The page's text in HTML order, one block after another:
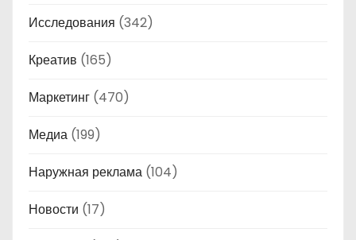
Исследования (342)
Креатив (165)
Маркетинг (470)
Медиа (199)
Наружная реклама (104)
Новости (17)